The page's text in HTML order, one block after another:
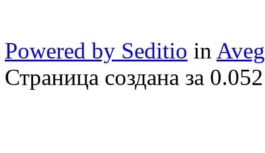
Powered by Seditio in
Страница создана за